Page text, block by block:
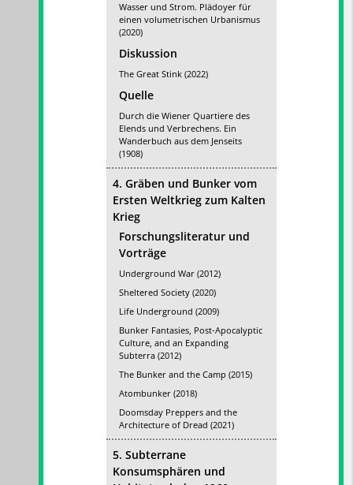
Wasser und Strom. Plädoyer für
einen volumetrischen Urbanismus
(2020)
Diskussion
The Great Stink (2022)
Quelle
Durch die Wiener Quartiere des
Elends und Verbrechens. Ein
Wanderbuch aus dem Jenseits
(1908)
4. Gräben und Bunker vom
Ersten Weltkrieg zum Kalten
Krieg
Forschungsliteratur und
Vorträge
Underground War (2012)
Sheltered Society (2020)
Life Underground (2009)
Bunker Fantasies, Post-Apocalyptic
Culture, and an Expanding
Subterra (2012)
The Bunker and the Camp (2015)
Atombunker (2018)
Doomsday Preppers and the
Architecture of Dread (2021)
5. Subterrane
Konsumsphären und